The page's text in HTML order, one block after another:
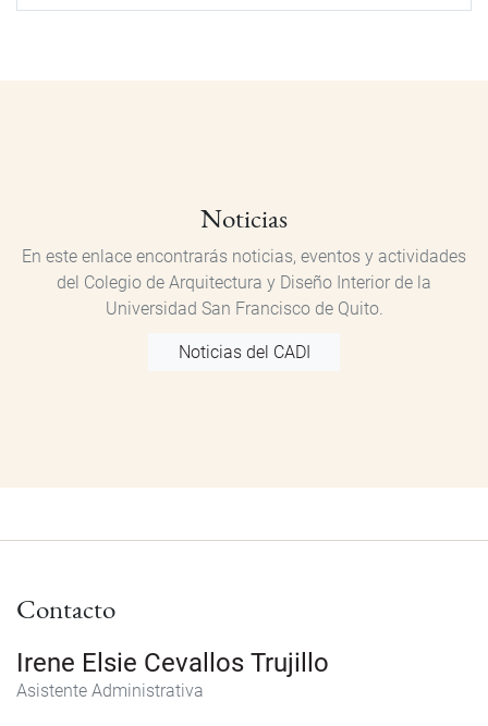
Noticias
En este enlace encontrarás noticias, eventos y actividades
del Colegio de Arquitectura y Diseño Interior de la
Universidad San Francisco de Quito.
Noticias del CADI
Contacto
Irene Elsie Cevallos Trujillo
Asistente Administrativa